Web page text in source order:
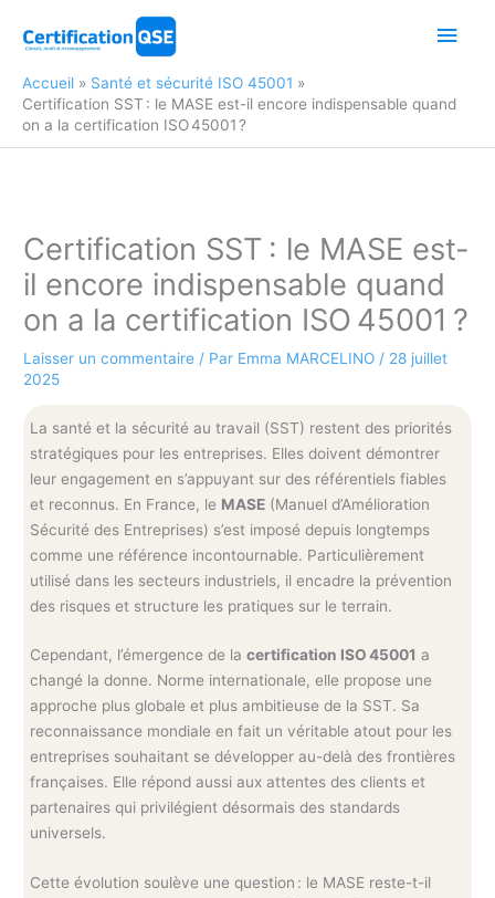
Accueil
Santé et sécurité ISO 45001
Certification SST : le MASE est-il encore indispensable quand
on a la certification ISO 45001 ?
Certification SST : le MASE est-
il encore indispensable quand
on a la certification ISO 45001 ?
Laisser un commentaire / Par Emma MARCELINO / 28 juillet
2025
La santé et la sécurité au travail (SST) restent des priorités
stratégiques pour les entreprises. Elles doivent démontrer
leur engagement en s’appuyant sur des référentiels fiables
et reconnus. En France, le MASE (Manuel d’Amélioration
Sécurité des Entreprises) s’est imposé depuis longtemps
comme une référence incontournable. Particulièrement
utilisé dans les secteurs industriels, il encadre la prévention
des risques et structure les pratiques sur le terrain.
Cependant, l’émergence de lacertification ISO 45001 a
changé la donne. Norme internationale, elle propose une
approche plus globale et plus ambitieuse de la SST. Sa
reconnaissance mondiale en fait un véritable atout pour les
entreprises souhaitant se développer au-delà des frontières
françaises. Elle répond aussi aux attentes des clients et
partenaires qui privilégient désormais des standards
universels.
Cette évolution soulève une question : le MASE reste-t-il